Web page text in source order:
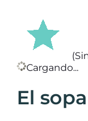
Cargando...
El